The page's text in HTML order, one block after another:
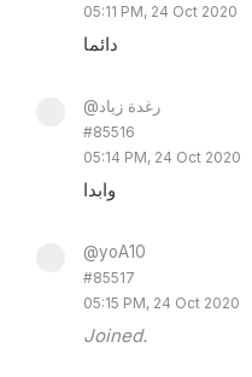
05:11 PM, 24 Oct 2020
دائما
@رغدة زياد
#85516
05:14 PM, 24 Oct 2020
وابدا
@yoA10
#85517
05:15 PM, 24 Oct 2020
Joined.